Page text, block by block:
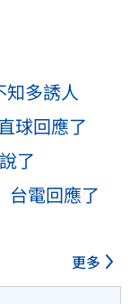
知多誘人
球回應了
了
電回應了
更多